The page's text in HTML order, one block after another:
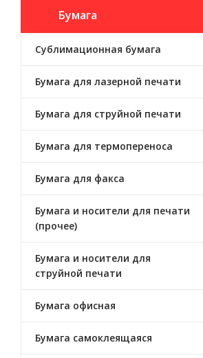
Бумага
Cублимационная бумага
Бумага для лазерной печати
Бумага для струйной печати
Бумага для термопереноса
Бумага для факса
Бумага и носители для печати
(прочее)
Бумага и носители для
струйной печати
Бумага офисная
Бумага самоклеящаяся